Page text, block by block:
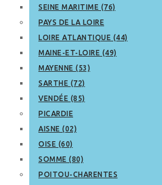
SEINE MARITIME (76)
PAYS DE LA LOIRE
LOIRE ATLANTIQUE (44)
MAINE-ET-LOIRE (49)
MAYENNE (53)
SARTHE (72)
VENDÉE (85)
PICARDIE
AISNE (02)
OISE (60)
SOMME (80)
POITOU-CHARENTES